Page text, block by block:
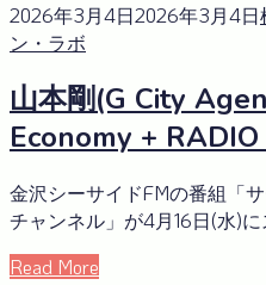
2026年3月4日2026年3月4日
ン・ラボ
山本剛(G City
Economy +
金沢シーサイドFMの番組「
チャンネル」が4月16日(水)
Read More